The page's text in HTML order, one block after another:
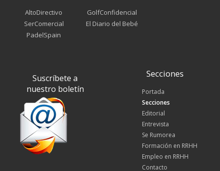
AltoDirectivo
SerComercial
PadelSpain
GolfConfidencial
El Diario del Bebé
Suscríbete a
nuestro boletín
Secciones
Portada
Secciones
Editorial
Entrevista
Se Rumorea
Formación en RRHH
Empleo en RRHH
Contacto